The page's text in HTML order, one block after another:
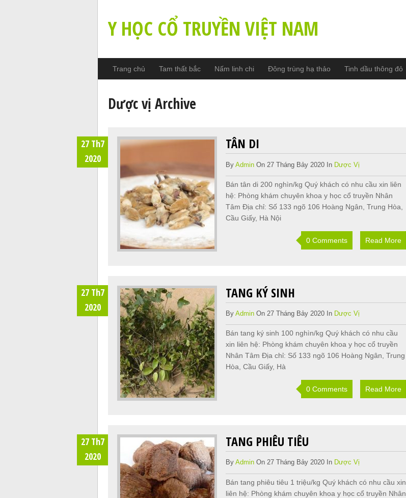
Y HỌC CỔ TRUYỀN VIỆT NAM
Trang chủ Tam thất bắc Nấm linh chi Đông trùng hạ thảo Tinh dầu thông đỏ
Dược vị Archive
27 Th7
2020
TÂN DI
ByAdmin On 27 Tháng Bảy 2020 In Dược Vị
Bán tân di 200 nghìn/kg Quý khách có nhu cầu xin liên
hệ: Phòng khám chuyên khoa y học cổ truyền Nhân
Tâm Địa chỉ: Số 133 ngõ 106 Hoàng Ngân, Trung Hòa,
Cầu Giấy, Hà Nội
0 Comments Read More
27 Th7
2020
TANG KÝ SINH
ByAdmin On 27 Tháng Bảy 2020 In Dược Vị
Bán tang ký sinh 100 nghìn/kg Quý khách có nhu cầu
xin liên hệ: Phòng khám chuyên khoa y học cổ truyền
Nhân Tâm Địa chỉ: Số 133 ngõ 106 Hoàng Ngân, Trung
Hòa, Cầu Giấy, Hà
0 Comments Read More
27 Th7
2020
TANG PHIÊU TIÊU
ByAdmin On 27 Tháng Bảy 2020 In Dược Vị
Bán tang phiêu tiêu 1 triệu/kg Quý khách có nhu cầu xin
liên hệ: Phòng khám chuyên khoa y học cổ truyền Nhân